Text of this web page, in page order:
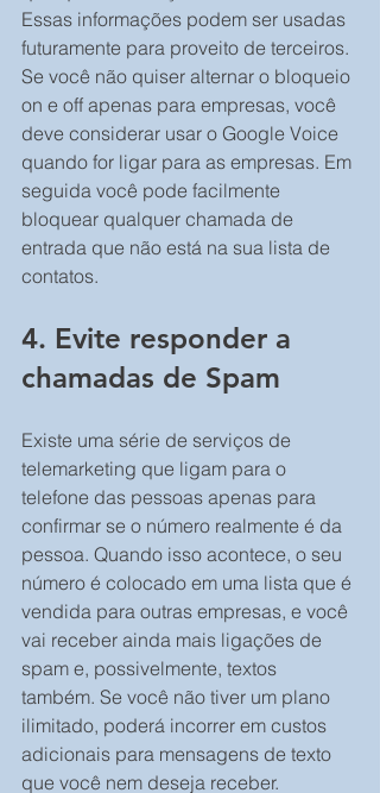
Essas informações podem ser usadas
futuramente para proveito de terceiros.
Se você não quiser alternar o bloqueio
on e off apenas para empresas, você
deve considerar usar o Google Voice
quando for ligar para as empresas. Em
seguida você pode facilmente
bloquear qualquer chamada de
entrada que não está na sua lista de
contatos.
4. Evite responder a
chamadas de Spam
Existe uma série de serviços de
telemarketing que ligam para o
telefone das pessoas apenas para
confirmar se o número realmente é da
pessoa. Quando isso acontece, o seu
número é colocado em uma lista que é
vendida para outras empresas, e você
vai receber ainda mais ligações de
spam e, possivelmente, textos
também. Se você não tiver um plano
ilimitado, poderá incorrer em custos
adicionais para mensagens de texto
que você nem deseja receber.